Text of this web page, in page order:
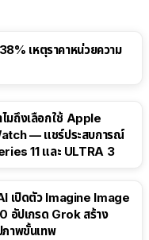
เหตุราคาหน่วยความ
ไมถึงเลือกใช้ Apple
— แชร์ประสบการณ์
11 และ ULTRA 3
เปิดตัว Imagine Image
อัปเกรด Grok สร้าง
ภาพขั้นเทพ